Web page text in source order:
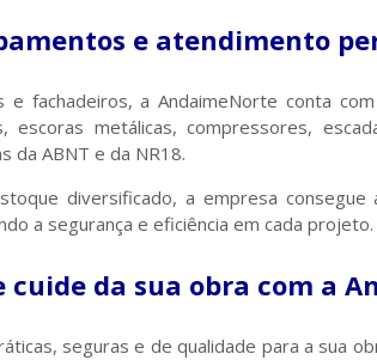
e atendimento
e fachadeiros, a AndaimeNorte conta
escoras metálicas, compressores,
da ABNT e da NR18.
diversificado, a empresa
a segurança e eficiência em cada projeto.
cuide da sua obra com a
seguras e de qualidade para a sua